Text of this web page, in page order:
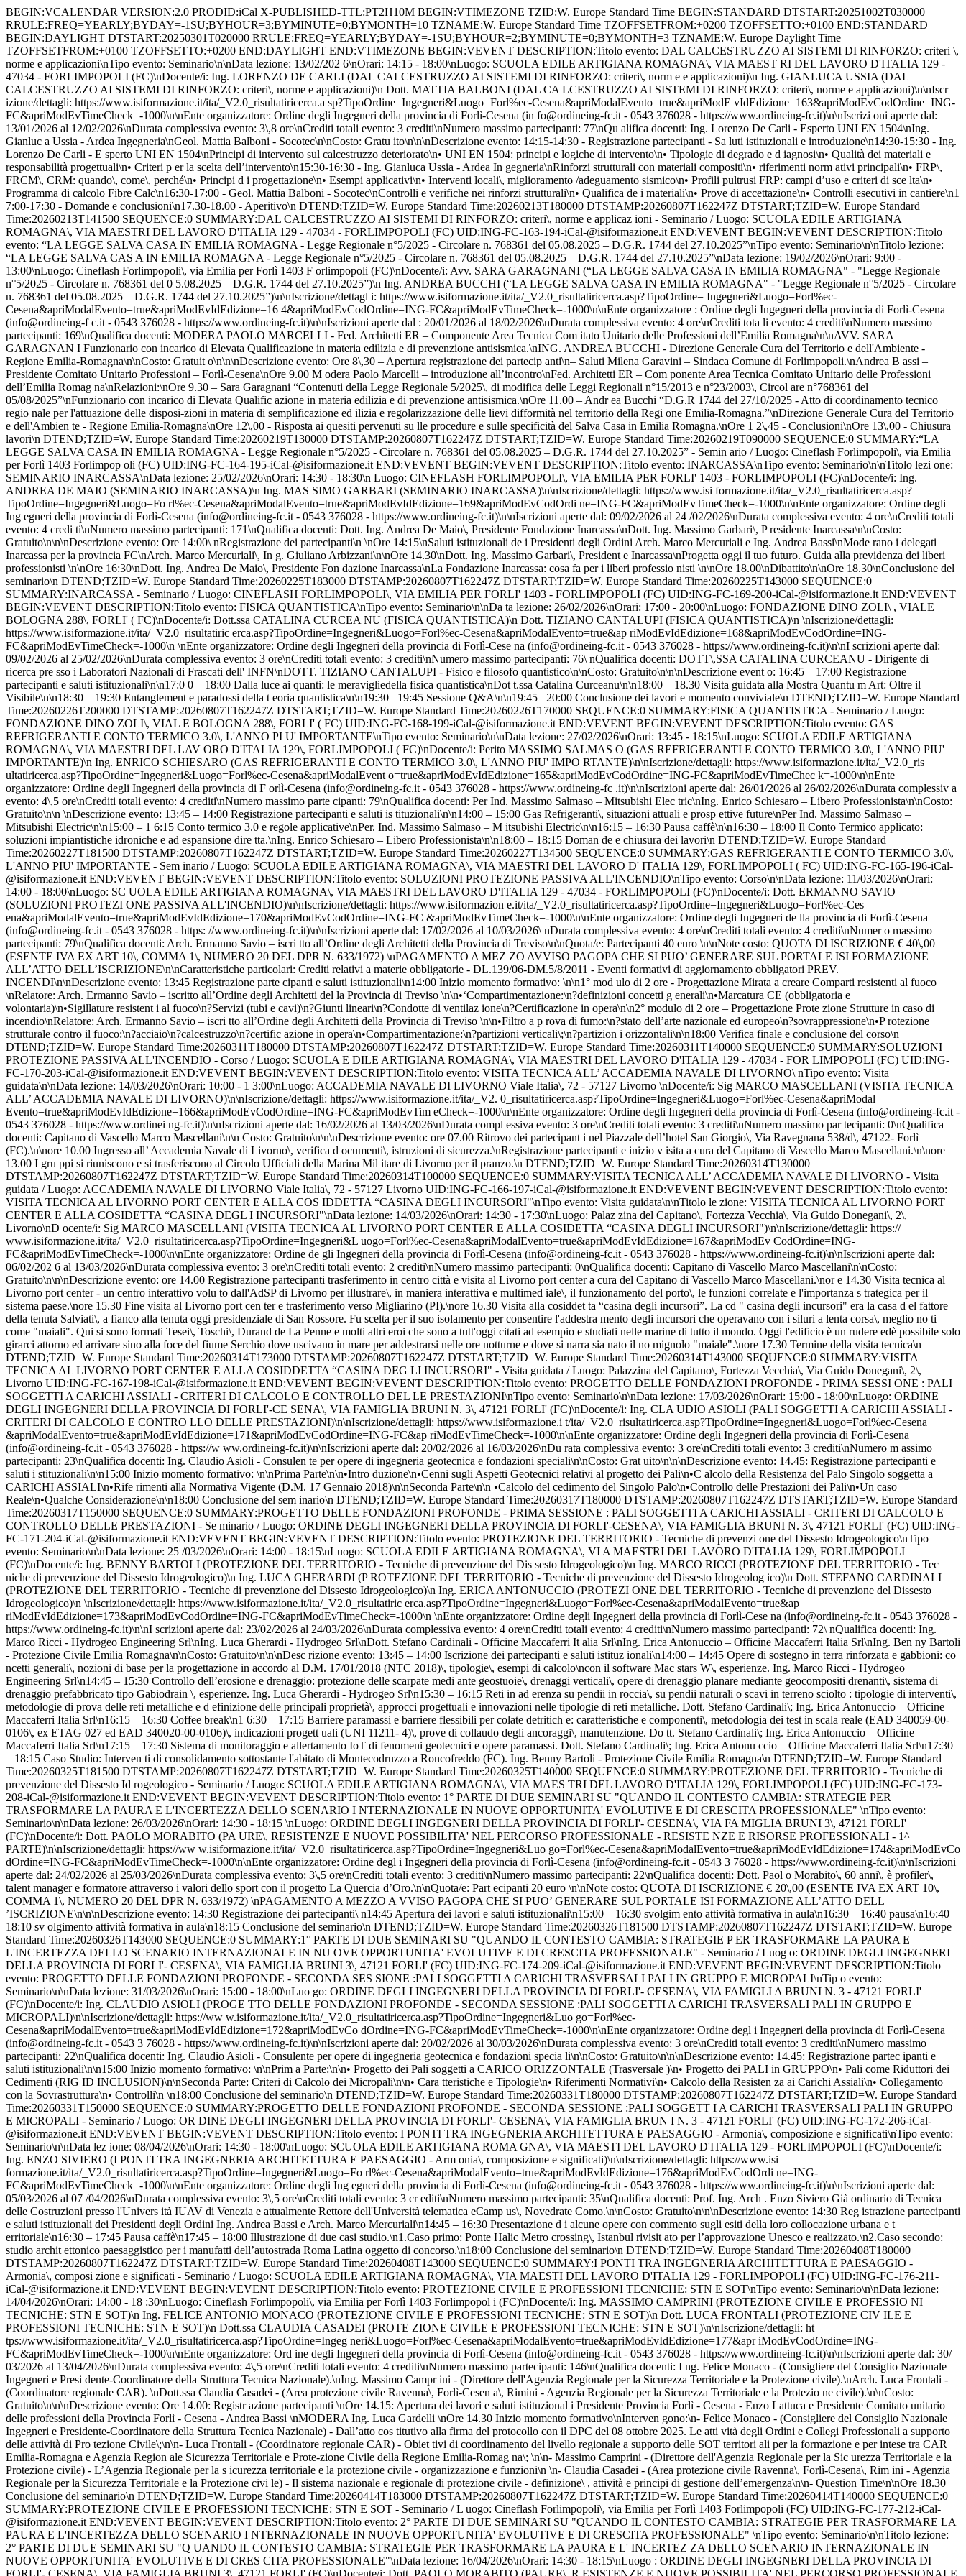
BEGIN:VCALENDAR VERSION:2.0 PRODID:iCal X-PUBLISHED-TTL:PT2H10M BEGIN:VTIMEZONE TZID:W. Europe Standard Time BEGIN:STANDARD DTSTART:20251002T030000 RRULE:FREQ=YEARLY;BYDAY=-1SU;BYHOUR=3;BYMINUTE=0;BYMONTH=10 TZNAME:W. Europe Standard Time TZOFFSETFROM:+0200 TZOFFSETTO:+0100 END:STANDARD BEGIN:DAYLIGHT DTSTART:20250301T020000 RRULE:FREQ=YEARLY;BYDAY=-1SU;BYHOUR=2;BYMINUTE=0;BYMONTH=3 TZNAME:W. Europe Daylight Time TZOFFSETFROM:+0100 TZOFFSETTO:+0200 END:DAYLIGHT END:VTIMEZONE BEGIN:VEVENT DESCRIPTION:Titolo evento: DAL CALCESTRUZZO AI SISTEMI DI RINFORZO: criteri \, norme e applicazioni\nTipo evento: Seminario\n\nData lezione: 13/02/202 6\nOrari: 14:15 - 18:00\nLuogo: SCUOLA EDILE ARTIGIANA ROMAGNA\, VIA MAEST RI DEL LAVORO D'ITALIA 129 - 47034 - FORLIMPOPOLI (FC)\nDocente/i: Ing. LORENZO DE CARLI (DAL CALCESTRUZZO AI SISTEMI DI RINFORZO: criteri\, norm e e applicazioni)\n Ing. GIANLUCA USSIA (DAL CALCESTRUZZO AI SISTEMI DI RINFORZO: criteri\, norme e applicazioni)\n Dott. MATTIA BALBONI (DAL CA LCESTRUZZO AI SISTEMI DI RINFORZO: criteri\, norme e applicazioni)\n\nIscr izione/dettagli: https://www.isiformazione.it/ita/_V2.0_risultatiricerca.a sp?TipoOrdine=Ingegneri&Luogo=Forl%ec-Cesena&apriModalEvento=true&apriModE vIdEdizione=163&apriModEvCodOrdine=ING-FC&apriModEvTimeCheck=-1000\n\nEnte organizzatore: Ordine degli Ingegneri della provincia di Forlì-Cesena (in fo@ordineing-fc.it - 0543 376028 - https://www.ordineing-fc.it)\n\nIscrizi oni aperte dal: 13/01/2026 al 12/02/2026\nDurata complessiva evento: 3\,8 ore\nCrediti totali evento: 3 crediti\nNumero massimo partecipanti: 77\nQu alifica docenti: Ing. Lorenzo De Carli - Esperto UNI EN 1504\nIng. Gianluc a Ussia - Ardea Ingegneria\nGeol. Mattia Balboni - Socotec\n\nCosto: Gratu ito\n\n\nDescrizione evento: 14:15-14:30 - Registrazione partecipanti - Sa luti istituzionali e introduzione\n14:30-15:30 - Ing. Lorenzo De Carli - E sperto UNI EN 1504\nPrincipi di intervento sul calcestruzzo deteriorato\n• UNI EN 1504: principi e logiche di intervento\n• Tipologie di degrado e d iagnosi\n• Qualità dei materiali e responsabilità progettuali\n• Criteri p er la scelta dell’intervento\n15:30-16:30 - Ing. Gianluca Ussia - Ardea In gegneria\nRinforzi strutturali con materiali compositi\n• riferimenti norm ativi principali\n• FRP\, FRCM\, CRM: quando\, come\, perché\n• Principi d i progettazione\n• Esempi applicativi\n• Interventi locali\, miglioramento /adeguamento sismico\n• Profili pultrusi FRP: campi d’uso e criteri di sce lta\n• Programma di calcolo Fibre Calc\n16:30-17:00 - Geol. Mattia Balboni - Socotec\nControlli e verifiche nei rinforzi strutturali\n• Qualifica de i materiali\n• Prove di accettazione\n• Controlli esecutivi in cantiere\n1 7:00-17:30 - Domande e conclusioni\n17.30-18.00 - Aperitivo\n DTEND;TZID=W. Europe Standard Time:20260213T180000 DTSTAMP:20260807T162247Z DTSTART;TZID=W. Europe Standard Time:20260213T141500 SEQUENCE:0 SUMMARY:DAL CALCESTRUZZO AI SISTEMI DI RINFORZO: criteri\, norme e applicaz ioni - Seminario / Luogo: SCUOLA EDILE ARTIGIANA ROMAGNA\, VIA MAESTRI DEL LAVORO D'ITALIA 129 - 47034 - FORLIMPOPOLI (FC) UID:ING-FC-163-194-iCal-@isiformazione.it END:VEVENT BEGIN:VEVENT DESCRIPTION:Titolo evento: “LA LEGGE SALVA CASA IN EMILIA ROMAGNA - Legge Regionale n°5/2025 - Circolare n. 768361 del 05.08.2025 – D.G.R. 1744 del 27.10.2025”\nTipo evento: Seminario\n\nTitolo lezione: “LA LEGGE SALVA CAS A IN EMILIA ROMAGNA - Legge Regionale n°5/2025 - Circolare n. 768361 del 05.08.2025 – D.G.R. 1744 del 27.10.2025”\nData lezione: 19/02/2026\nOrari: 9:00 - 13:00\nLuogo: Cineflash Forlimpopoli\, via Emilia per Forlì 1403 F orlimpopoli (FC)\nDocente/i: Avv. SARA GARAGNANI (“LA LEGGE SALVA CASA IN EMILIA ROMAGNA" - "Legge Regionale n°5/2025 - Circolare n. 768361 del 0 5.08.2025 – D.G.R. 1744 del 27.10.2025”)\n Ing. ANDREA BUCCHI (“LA LEGGE SALVA CASA IN EMILIA ROMAGNA" - "Legge Regionale n°5/2025 - Circolare n. 768361 del 05.08.2025 – D.G.R. 1744 del 27.10.2025”)\n\nIscrizione/dettagl i: https://www.isiformazione.it/ita/_V2.0_risultatiricerca.asp?TipoOrdine= Ingegneri&Luogo=Forl%ec-Cesena&apriModalEvento=true&apriModEvIdEdizione=16 4&apriModEvCodOrdine=ING-FC&apriModEvTimeCheck=-1000\n\nEnte organizzatore : Ordine degli Ingegneri della provincia di Forlì-Cesena (info@ordineing-f c.it - 0543 376028 - https://www.ordineing-fc.it)\n\nIscrizioni aperte dal : 20/01/2026 al 18/02/2026\nDurata complessiva evento: 4 ore\nCrediti tota li evento: 4 crediti\nNumero massimo partecipanti: 169\nQualifica docenti: MODERA PAOLO MARCELLI - Fed. Architetti ER – Componente Area Tecnica Com itato Unitario delle Professioni dell’Emilia Romagna\n\nAVV. SARA GARAGNAN I Funzionario con incarico di Elevata Qualificazione in materia edilizia e di prevenzione antisismica.\nING. ANDREA BUCCHI - Direzione Generale Cura del Territorio e dell'Ambiente - Regione Emilia-Romagna\n\nCosto: Gratuit o\n\n\nDescrizione evento: Ore 8\,30 – Apertura registrazione dei partecip anti\n– Saluti Milena Garavini – Sindaca Comune di Forlimpopoli.\nAndrea B assi – Presidente Comitato Unitario Professioni – Forlì-Cesena\nOre 9.00 M odera Paolo Marcelli – introduzione all’incontro\nFed. Architetti ER – Com ponente Area Tecnica Comitato Unitario delle Professioni dell’Emilia Romag na\nRelazioni:\nOre 9.30 – Sara Garagnani “Contenuti della Legge Regionale 5/2025\, di modifica delle Leggi Regionali n°15/2013 e n°23/2003\, Circol are n°768361 del 05/08/2025”\nFunzionario con incarico di Elevata Qualific azione in materia edilizia e di prevenzione antisismica.\nOre 11.00 – Andr ea Bucchi “D.G.R 1744 del 27/10/2025 - Atto di coordinamento tecnico regio nale per l'attuazione delle disposi-zioni in materia di semplificazione ed ilizia e regolarizzazione delle lievi difformità nel territorio della Regi one Emilia-Romagna.”\nDirezione Generale Cura del Territorio e dell'Ambien te - Regione Emilia-Romagna\nOre 12\,00 - Risposta ai quesiti pervenuti su lle procedure e sulle specificità del Salva Casa in Emilia Romagna.\nOre 1 2\,45 - Conclusioni\nOre 13\,00 - Chiusura lavori\n DTEND;TZID=W. Europe Standard Time:20260219T130000 DTSTAMP:20260807T162247Z DTSTART;TZID=W. Europe Standard Time:20260219T090000 SEQUENCE:0 SUMMARY:“LA LEGGE SALVA CASA IN EMILIA ROMAGNA - Legge Regionale n°5/2025 - Circolare n. 768361 del 05.08.2025 – D.G.R. 1744 del 27.10.2025” - Semin ario / Luogo: Cineflash Forlimpopoli\, via Emilia per Forlì 1403 Forlimpop oli (FC) UID:ING-FC-164-195-iCal-@isiformazione.it END:VEVENT BEGIN:VEVENT DESCRIPTION:Titolo evento: INARCASSA\nTipo evento: Seminario\n\nTitolo lezi one: SEMINARIO INARCASSA\nData lezione: 25/02/2026\nOrari: 14:30 - 18:30\n Luogo: CINEFLASH FORLIMPOPOLI\, VIA EMILIA PER FORLI' 1403 - FORLIMPOPOLI (FC)\nDocente/i: Ing. ANDREA DE MAIO (SEMINARIO INARCASSA)\n Ing. MAS SIMO GARBARI (SEMINARIO INARCASSA)\n\nIscrizione/dettagli: https://www.isi formazione.it/ita/_V2.0_risultatiricerca.asp?TipoOrdine=Ingegneri&Luogo=Fo rl%ec-Cesena&apriModalEvento=true&apriModEvIdEdizione=169&apriModEvCodOrdi ne=ING-FC&apriModEvTimeCheck=-1000\n\nEnte organizzatore: Ordine degli Ing egneri della provincia di Forlì-Cesena (info@ordineing-fc.it - 0543 376028 - https://www.ordineing-fc.it)\n\nIscrizioni aperte dal: 09/02/2026 al 24 /02/2026\nDurata complessiva evento: 4 ore\nCrediti totali evento: 4 credi ti\nNumero massimo partecipanti: 171\nQualifica docenti: Dott. Ing. Andrea De Maio\, Presidente Fondazione Inarcassa\nDott. Ing. Massimo Garbari\, P residente Inarcassa\n\nCosto: Gratuito\n\n\nDescrizione evento: Ore 14:00\ nRegistrazione dei partecipanti\n \nOre 14:15\nSaluti istituzionali de i Presidenti degli Ordini Arch. Marco Mercuriali e Ing. Andrea Bassi\nMode rano i delegati Inarcassa per la provincia FC\nArch. Marco Mercuriali\, In g. Giuliano Arbizzani\n\nOre 14.30\nDott. Ing. Massimo Garbari\, President e Inarcassa\nProgetta oggi il tuo futuro. Guida alla previdenza dei liberi professionisti \n\nOre 16:30\nDott. Ing. Andrea De Maio\, Presidente Fon dazione Inarcassa\nLa Fondazione Inarcassa: cosa fa per i liberi professio nisti \n\nOre 18.00\nDibattito\n\nOre 18.30\nConclusione del seminario\n DTEND;TZID=W. Europe Standard Time:20260225T183000 DTSTAMP:20260807T162247Z DTSTART;TZID=W. Europe Standard Time:20260225T143000 SEQUENCE:0 SUMMARY:INARCASSA - Seminario / Luogo: CINEFLASH FORLIMPOPOLI\, VIA EMILIA PER FORLI' 1403 - FORLIMPOPOLI (FC) UID:ING-FC-169-200-iCal-@isiformazione.it END:VEVENT BEGIN:VEVENT DESCRIPTION:Titolo evento: FISICA QUANTISTICA\nTipo evento: Seminario\n\nDa ta lezione: 26/02/2026\nOrari: 17:00 - 20:00\nLuogo: FONDAZIONE DINO ZOLI\ , VIALE BOLOGNA 288\, FORLI' ( FC)\nDocente/i: Dott.ssa CATALINA CURCEA NU (FISICA QUANTISTICA)\n Dott. TIZIANO CANTALUPI (FISICA QUANTISTICA)\n \nIscrizione/dettagli: https://www.isiformazione.it/ita/_V2.0_risultatiric erca.asp?TipoOrdine=Ingegneri&Luogo=Forl%ec-Cesena&apriModalEvento=true&ap riModEvIdEdizione=168&apriModEvCodOrdine=ING-FC&apriModEvTimeCheck=-1000\n \nEnte organizzatore: Ordine degli Ingegneri della provincia di Forlì-Cese na (info@ordineing-fc.it - 0543 376028 - https://www.ordineing-fc.it)\n\nI scrizioni aperte dal: 09/02/2026 al 25/02/2026\nDurata complessiva evento: 3 ore\nCrediti totali evento: 3 crediti\nNumero massimo partecipanti: 76\ nQualifica docenti: DOTT\,SSA CATALINA CURCEANU - Dirigente di ricerca pre sso i Laboratori Nazionali di Frascati dell' INFN\nDOTT. TIZIANO CANTALUPI - Fisico e filosofo quantistico\n\nCosto: Gratuito\n\n\nDescrizione event o: 16:45 – 17:00 Registrazione partecipanti e saluti istituzionali\n\n17:0 0 – 18:00 Dalla luce ai quanti: le meravigliedella fisica quantistica\nDot t.ssa Catalina Curceanu\n\n18:00 – 18.30 Visita guidata alla Mostra Quantu m Art: Oltre il Visibile\n\n18:30 – 19:30 Entanglement e paradossi della t eoria quantis